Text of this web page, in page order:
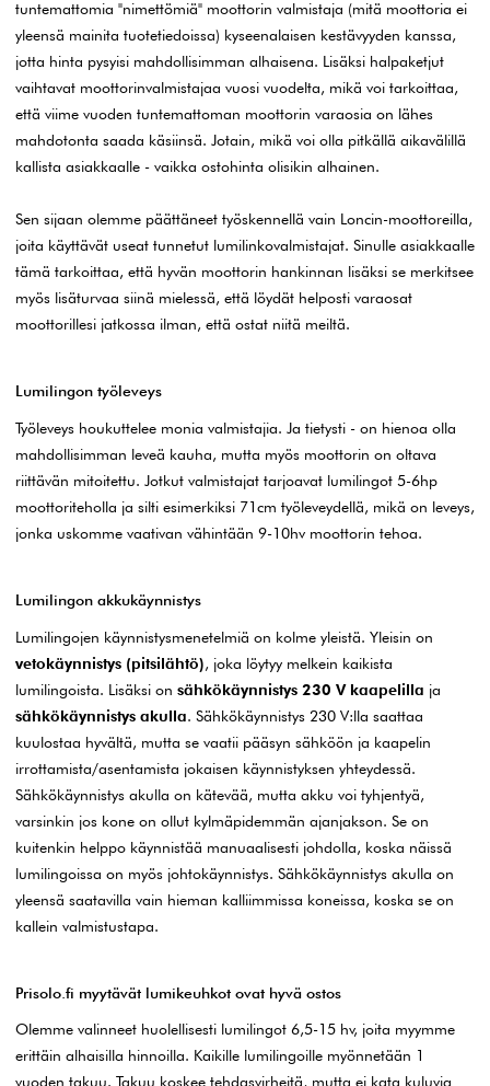
tuntemattomia "nimettömiä" moottorin valmistaja (mitä moottoria ei
yleensä mainita tuotetiedoissa) kyseenalaisen kestävyyden kanssa,
jotta hinta pysyisi mahdollisimman alhaisena. Lisäksi halpaketjut
vaihtavat moottorinvalmistajaa vuosi vuodelta, mikä voi tarkoittaa,
että viime vuoden tuntemattoman moottorin varaosia on lähes
mahdotonta saada käsiinsä. Jotain, mikä voi olla pitkällä aikavälillä
kallista asiakkaalle - vaikka ostohinta olisikin alhainen.
Sen sijaan olemme päättäneet työskennellä vain Loncin-moottoreilla,
joita käyttävät useat tunnetut lumilinkovalmistajat. Sinulle asiakkaalle
tämä tarkoittaa, että hyvän moottorin hankinnan lisäksi se merkitsee
myös lisäturvaa siinä mielessä, että löydät helposti varaosat
moottorillesi jatkossa ilman, että ostat niitä meiltä.
Lumilingon työleveys
Työleveys houkuttelee monia valmistajia. Ja tietysti - on hienoa olla
mahdollisimman leveä kauha, mutta myös moottorin on oltava
riittävän mitoitettu. Jotkut valmistajat tarjoavat lumilingot 5-6hp
moottoriteholla ja silti esimerkiksi 71cm työleveydellä, mikä on leveys,
jonka uskomme vaativan vähintään 9-10hv moottorin tehoa.
Lumilingon akkukäynnistys
Lumilingojen käynnistysmenetelmiä on kolme yleistä. Yleisin on
vetokäynnistys (pitsilähtö), joka löytyy melkein kaikista
lumilingoista. Lisäksi on sähkökäynnistys 230 V kaapelilla ja
sähkökäynnistys akulla. Sähkökäynnistys 230 V:lla saattaa
kuulostaa hyvältä, mutta se vaatii pääsyn sähköön ja kaapelin
irrottamista/asentamista jokaisen käynnistyksen yhteydessä.
Sähkökäynnistys akulla on kätevää, mutta akku voi tyhjentyä,
varsinkin jos kone on ollut kylmäpidemmän ajanjakson. Se on
kuitenkin helppo käynnistää manuaalisesti johdolla, koska näissä
lumilingoissa on myös johtokäynnistys. Sähkökäynnistys akulla on
yleensä saatavilla vain hieman kalliimmissa koneissa, koska se on
kallein valmistustapa.
Prisolo.fi myytävät lumikeuhkot ovat hyvä ostos
Olemme valinneet huolellisesti lumilingot 6,5-15 hv, joita myymme
erittäin alhaisilla hinnoilla. Kaikille lumilingoille myönnetään 1
vuoden takuu. Takuu koskee tehdasvirheitä, mutta ei kata kuluvia